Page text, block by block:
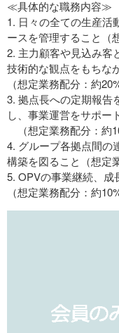
≪具体的な職務内容≫
1. 日々の全ての生産活
ースを管理すること（
2. 主力顧客や見込み客
技術的な観点をもちな
（想定業務配分：約
3. 拠点長への定期報告
し、事業運営をサポー
（想定業務配分：約
4. グループ各拠点間の
構築を図ること（想定
5. OPVの事業継続、成
（想定業務配分：約